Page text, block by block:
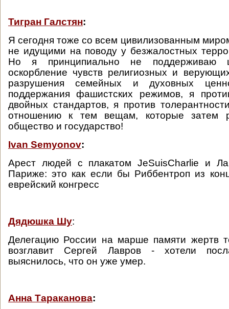
Тигран Галстян:
Я сегодня тоже со всем цивилизованным
не идущими на поводу у безжалостных
Но я принципиально не поддерживаю
оскорбление чувств религиозных и
разрушения семейных и духовных
поддержания фашистских режимов, я
двойных стандартов, я против
отношению к тем вещам, которые затем
общество и государство!
Ivan Semyonov:
Арест людей с плакатом JeSuisCharlie и
Париже: это как если бы Риббентроп из
еврейский конгресс
Дядюшка Шу:
Делегацию России на марше памяти жертв
возглавит Сергей Лавров - хотели
выяснилось, что он уже умер.
Анна Тараканова: